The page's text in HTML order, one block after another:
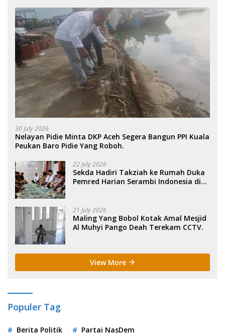
30 July 2026
Nelayan Pidie Minta DKP Aceh Segera Bangun PPI Kuala
Peukan Baro Pidie Yang Roboh.
22 July 2026
Sekda Hadiri Takziah ke Rumah Duka
Pemred Harian Serambi Indonesia di
21 July 2026
Maling Yang Bobol Kotak Amal Mesjid
Al Muhyi Pango Deah Terekam CCTV.
View More
Populer Tag
Berita Politik Partai NasDem